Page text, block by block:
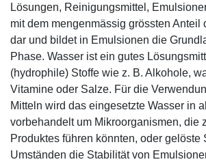
Lösungen, Reinigungsmittel,
mit dem mengenmässig grössten Anteil
dar und bildet in Emulsionen die
Phase. Wasser ist ein gutes
(hydrophile) Stoffe wie z. B. Alkohole,
Vitamine oder Salze. Für die
Mitteln wird das eingesetzte Wasser in
vorbehandelt um Mikroorganismen, die
Produktes führen könnten, oder gelöste
Umständen die Stabilität von